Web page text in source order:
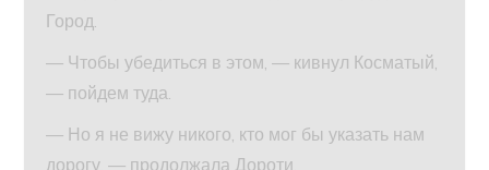
Город.
— Чтобы убедиться в этом, — кивнул Косматый,
— пойдем туда.
— Но я не вижу никого, кто мог бы указать нам
дорогу, — продолжала Дороти.